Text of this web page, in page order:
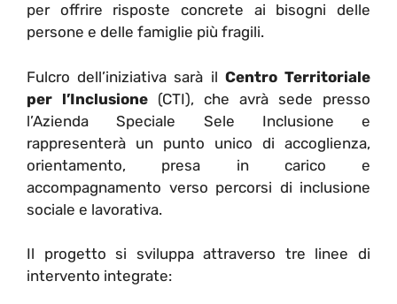
per offrire risposte concrete ai bisogni delle
persone e delle famiglie più fragili.
Fulcro dell’iniziativa sarà il Centro Territoriale
per l’Inclusione (CTI), che avrà sede presso
l’Azienda Speciale Sele Inclusione e
rappresenterà un punto unico di accoglienza,
orientamento, presa in carico e
accompagnamento verso percorsi di inclusione
sociale e lavorativa.
Il progetto si sviluppa attraverso tre linee di
intervento integrate: